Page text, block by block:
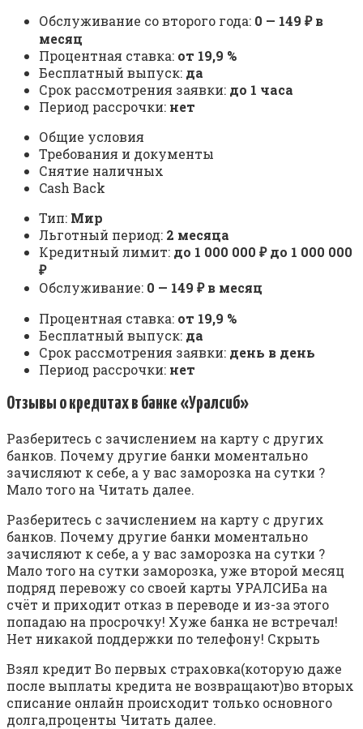
Обслуживание со второго года: 0 — 149 ₽ в
месяц
Процентная ставка: от 19,9 %
Бесплатный выпуск: да
Срок рассмотрения заявки: до 1 часа
Период рассрочки: нет
Общие условия
Требования и документы
Снятие наличных
Cash Back
Тип: Мир
Льготный период: 2 месяца
Кредитный лимит: до 1 000 000 ₽ до 1 000 000
₽
Обслуживание: 0 — 149 ₽ в месяц
Процентная ставка: от 19,9 %
Бесплатный выпуск: да
Срок рассмотрения заявки: день в день
Период рассрочки: нет
Отзывы о кредитах в банке «Уралсиб»
Разберитесь с зачислением на карту с других
банков. Почему другие банки моментально
зачисляют к себе, а у вас заморозка на сутки ?
Мало того на Читать далее.
Разберитесь с зачислением на карту с других
банков. Почему другие банки моментально
зачисляют к себе, а у вас заморозка на сутки ?
Мало того на сутки заморозка, уже второй месяц
подряд перевожу со своей карты УРАЛСИБа на
счёт и приходит отказ в переводе и из-за этого
попадаю на просрочку! Хуже банка не встречал!
Нет никакой поддержки по телефону! Скрыть
Взял кредит Во первых страховка(которую даже
после выплаты кредита не возвращают)во вторых
списание онлайн происходит только основного
долга,проценты Читать далее.